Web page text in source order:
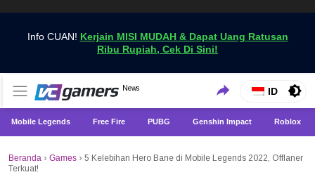
Info CUAN! Kerjain MISI MUDAH & Dapat Uang Ratusan
Ribu Rupiah, Cek Di Sini!
VCGamers News
News
Dapatkan Berita Games Terbaru Hanya di VCGamers
ID
Mobile Legends Free Fire PUBG Genshin Impact Roblox
Beranda › Games › 5 Kelebihan Hero Bane di Mobile Legends 2022, Offlaner
Terkuat!